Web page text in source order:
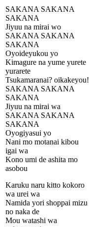
SAKANA SAKANA
SAKANA
Jiyuu na mirai wo
SAKANA SAKANA
SAKANA
Oyoideyukou yo
Kimagure na yume yurete
yurarete
Tsukamaranai? oikakeyou!
SAKANA SAKANA
SAKANA
Jiyuu na mirai wa
SAKANA SAKANA
SAKANA
Oyogiyasui yo
Nani mo motanai kibou
igai wa
Kono umi de ashita mo
asobou
Karuku naru kitto kokoro
wa urei wa
Namida yori shoppai mizu
no naka de
Mou watashi wa